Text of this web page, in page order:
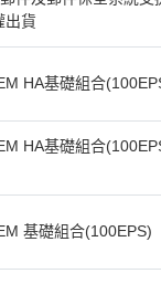
出貨
HA基礎組合
HA基礎組合
基礎組合(100EPS)